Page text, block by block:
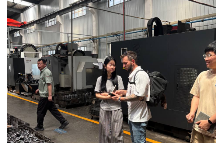
ИНДИВИДУАЛЬНЫЕ УСЛУГИ
Выгодные условия
Сертификация грузов
Консолидация грузов
Сопровождение грузов
Таможенное оформление
Страхование груза
Временное хранение
Организация производства
Проверка качества товара
Оплата и переговоры
с поставщиком
Инспекция поставщика